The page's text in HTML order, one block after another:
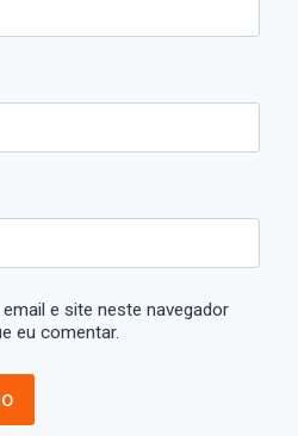
e site neste navegador
eu comentar.